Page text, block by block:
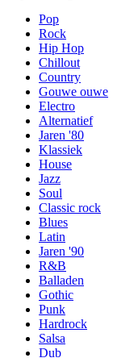
Pop
Rock
Hip Hop
Chillout
Country
Gouwe ouwe
Electro
Alternatief
Jaren '80
Klassiek
House
Jazz
Soul
Classic rock
Blues
Latin
Jaren '90
R&B
Balladen
Gothic
Punk
Hardrock
Salsa
Dub